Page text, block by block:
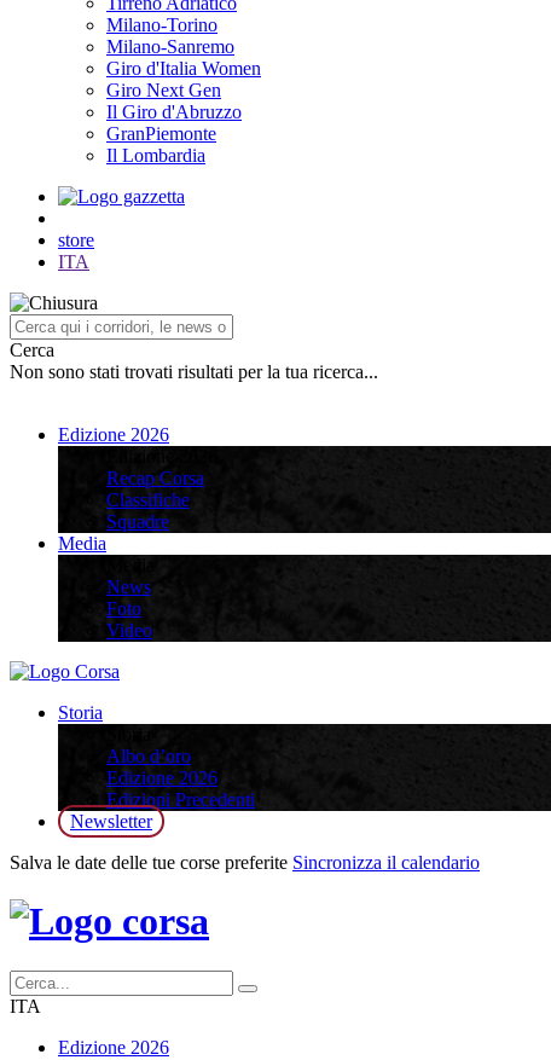
Milano-Torino
Milano-Sanremo
Giro d'Italia Women
Giro Next Gen
Il Giro d'Abruzzo
GranPiemonte
Il Lombardia
store
ITA
Cerca
Non sono stati trovati risultati per la tua ricerca...
Edizione 2026
Recap Corsa
Classifiche
Squadre
Media
News
Foto
Video
Storia
Albo d’oro
Edizione 2026
Edizioni Precedenti
Newsletter
Salva le date delle tue corse preferite Sincronizza il calendario
ITA
Edizione 2026